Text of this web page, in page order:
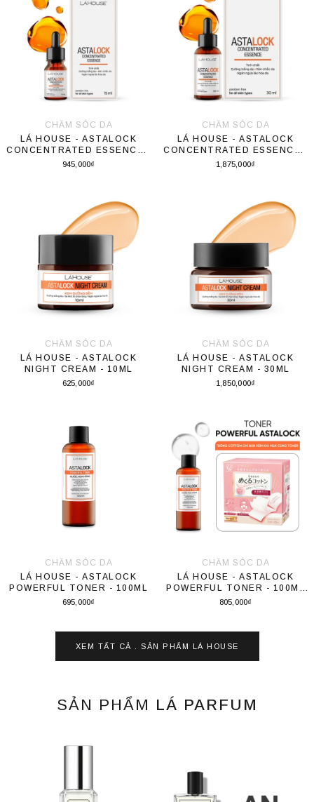
CHĂM SÓC DA
LÁ HOUSE - ASTALOCK
CONCENTRATED ESSENCE -
15ML
945,000₫
CHĂM SÓC DA
LÁ HOUSE - ASTALOCK
CONCENTRATED ESSENCE -
30ML
1,875,000₫
CHĂM SÓC DA
LÁ HOUSE - ASTALOCK
NIGHT CREAM - 10ML
625,000₫
CHĂM SÓC DA
LÁ HOUSE - ASTALOCK
NIGHT CREAM - 30ML
1,850,000₫
CHĂM SÓC DA
LÁ HOUSE - ASTALOCK
POWERFUL TONER - 100ML
695,000₫
CHĂM SÓC DA
LÁ HOUSE - ASTALOCK
POWERFUL TONER - 100ML
VÀ BÔNG TẨY TRANG
805,000₫
XEM TẤT CẢ . SẢN PHẨM LÁ HOUSE
SẢN PHẨM LÁ PARFUM